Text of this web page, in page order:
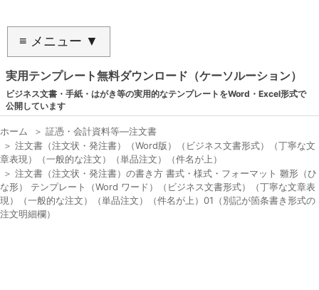
≡ メニュー ▼
実用テンプレート無料ダウンロード（ケーソルーション）
ビジネス文書・手紙・はがき等の実用的なテンプレートをWord・Excel形式で
公開しています
ホーム ＞ 証憑・会計資料等―注文書
＞ 注文書（注文状・発注書）（Word版）（ビジネス文書形式）（丁寧な文
章表現）（一般的な注文）（単品注文）（件名が上）
＞ 注文書（注文状・発注書）の書き方 書式・様式・フォーマット 雛形（ひ
な形） テンプレート（Word ワード）（ビジネス文書形式）（丁寧な文章表
現）（一般的な注文）（単品注文）（件名が上）01（別記が箇条書き形式の
注文明細欄）